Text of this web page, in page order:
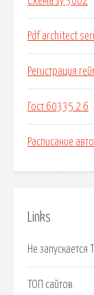
Pdf architect
Регистрация
Гост 60335 2 6
Расписание
Links
Не запускается
ТОП сайтов.